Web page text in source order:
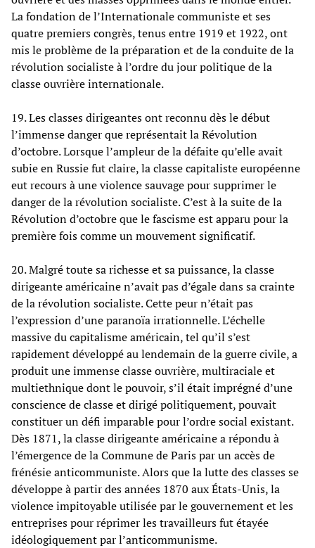
La fondation de l’Internationale communiste et ses
quatre premiers congrès, tenus entre 1919 et 1922, ont
mis le problème de la préparation et de la conduite de la
révolution socialiste à l’ordre du jour politique de la
classe ouvrière internationale.
19. Les classes dirigeantes ont reconnu dès le début
l’immense danger que représentait la Révolution
d’octobre. Lorsque l’ampleur de la défaite qu’elle avait
subie en Russie fut claire, la classe capitaliste européenne
eut recours à une violence sauvage pour supprimer le
danger de la révolution socialiste. C’est à la suite de la
Révolution d’octobre que le fascisme est apparu pour la
première fois comme un mouvement significatif.
20. Malgré toute sa richesse et sa puissance, la classe
dirigeante américaine n’avait pas d’égale dans sa crainte
de la révolution socialiste. Cette peur n’était pas
l’expression d’une paranoïa irrationnelle. L’échelle
massive du capitalisme américain, tel qu’il s’est
rapidement développé au lendemain de la guerre civile, a
produit une immense classe ouvrière, multiraciale et
multiethnique dont le pouvoir, s’il était imprégné d’une
conscience de classe et dirigé politiquement, pouvait
constituer un défi imparable pour l’ordre social existant.
Dès 1871, la classe dirigeante américaine a répondu à
l’émergence de la Commune de Paris par un accès de
frénésie anticommuniste. Alors que la lutte des classes se
développe à partir des années 1870 aux États-Unis, la
violence impitoyable utilisée par le gouvernement et les
entreprises pour réprimer les travailleurs fut étayée
idéologiquement par l’anticommunisme.